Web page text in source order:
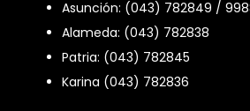
Asunción: (043) 782849 /
Alameda: (043) 782838
Patria: (043) 782845
Karina (043) 782836